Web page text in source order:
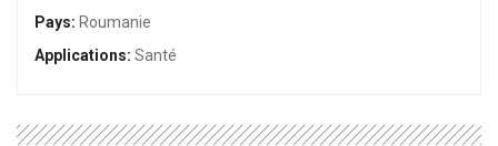
Pays: Roumanie
Applications: Santé